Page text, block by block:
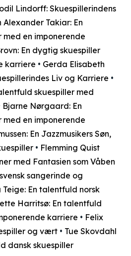
Lindorff: Skuespillerindens
Alexander Takiar: En
en imponerende
En dygtig skuespiller
karriere • Gerda Elisabeth
Liv og Karriere •
skuespiller med
Bjarne Nørgaard: En
en imponerende
En Jazzmusikers Søn,
• Flemming Quist
med Fantasien som Våben
sangerinde og
Teige: En talentfuld norsk
Harritsø: En talentfuld
karriere • Felix
og vært • Tue Skovdahl
dansk skuespiller